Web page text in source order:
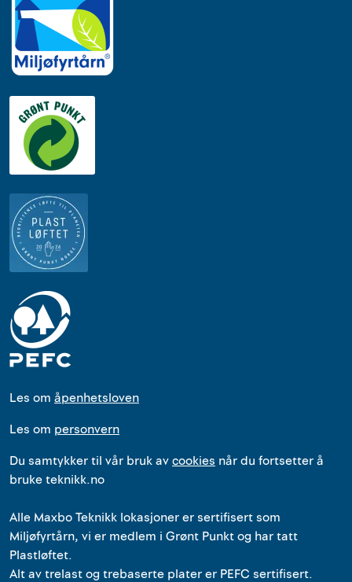
Les om åpenhetsloven
Les om personvern
Du samtykker til vår bruk avcookies når du fortsetter å
bruke teknikk.no
Alle Maxbo Teknikk lokasjonerersertifisert som
Miljøfyrtårn, vi er medlem i Grønt Punkt og har tatt
Plastløftet.
Alt av trelast og trebaserte plater er PEFC sertifisert.